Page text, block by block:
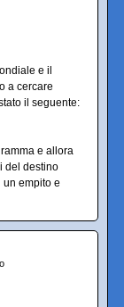
e il
a cercare
il seguente:
e allora
del destino
empito e